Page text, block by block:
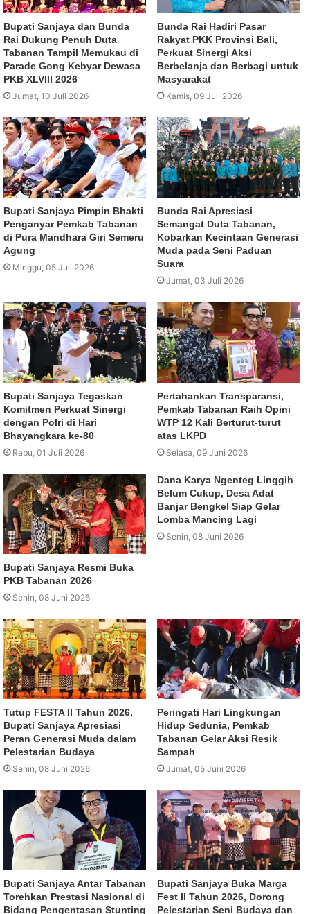
Bupati Sanjaya dan Bunda
Rai Dukung Penuh Duta
Tabanan Tampil Memukau di
Parade Gong Kebyar Dewasa
PKB XLVIII 2026
Jumat, 10 Juli 2026
Bunda Rai Hadiri Pasar
Rakyat PKK Provinsi Bali,
Perkuat Sinergi Aksi
Berbelanja dan Berbagi untuk
Masyarakat
Kamis, 09 Juli 2026
Bupati Sanjaya Pimpin Bhakti
Penganyar Pemkab Tabanan
di Pura Mandhara Giri Semeru
Agung
Minggu, 05 Juli 2026
Bunda Rai Apresiasi
Semangat Duta Tabanan,
Kobarkan Kecintaan Generasi
Muda pada Seni Paduan
Suara
Jumat, 03 Juli 2026
Bupati Sanjaya Tegaskan
Komitmen Perkuat Sinergi
dengan Polri di Hari
Bhayangkara ke-80
Rabu, 01 Juli 2026
Pertahankan Transparansi,
Pemkab Tabanan Raih Opini
WTP 12 Kali Berturut-turut
atas LKPD
Selasa, 09 Juni 2026
Bupati Sanjaya Resmi Buka
PKB Tabanan 2026
Senin, 08 Juni 2026
Dana Karya Ngenteg Linggih
Belum Cukup, Desa Adat
Banjar Bengkel Siap Gelar
Lomba Mancing Lagi
Senin, 08 Juni 2026
Tutup FESTA II Tahun 2026,
Bupati Sanjaya Apresiasi
Peran Generasi Muda dalam
Pelestarian Budaya
Senin, 08 Juni 2026
Peringati Hari Lingkungan
Hidup Sedunia, Pemkab
Tabanan Gelar Aksi Resik
Sampah
Jumat, 05 Juni 2026
Bupati Sanjaya Antar Tabanan
Torehkan Prestasi Nasional di
Bidang Pengentasan Stunting
Bupati Sanjaya Buka Marga
Fest II Tahun 2026, Dorong
Pelestarian Seni Budaya dan